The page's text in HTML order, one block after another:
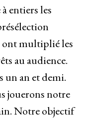
entiers les
ont multiplié les
au audience.
un an et demi.
jouerons notre
Notre objectif